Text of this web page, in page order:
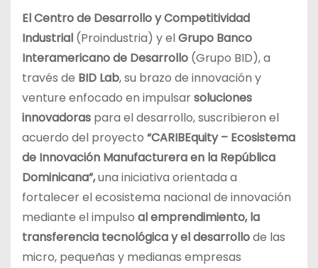
El Centro de Desarrollo y Competitividad
Industrial (Proindustria) y elGrupo Banco
Interamericano de Desarrollo (Grupo BID), a
través de BID Lab, su brazo de innovación y
venture enfocado en impulsarsoluciones
innovadoras para el desarrollo, suscribieron el
acuerdo del proyecto “CARIBEquity – Ecosistema
de Innovación Manufacturera en la República
Dominicana”,una iniciativa orientada a
fortalecer el ecosistema nacional de innovación
mediante el impulso al emprendimiento, la
transferencia tecnológica y el desarrollode las
micro, pequeñas y medianas empresas